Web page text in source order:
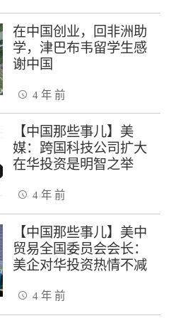
在中国创业，回非洲助
学，津巴布韦留学生感
谢中国
4 年 前
【中国那些事儿】美
媒：跨国科技公司扩大
在华投资是明智之举
4 年 前
【中国那些事儿】美中
贸易全国委员会会长：
美企对华投资热情不减
4 年 前